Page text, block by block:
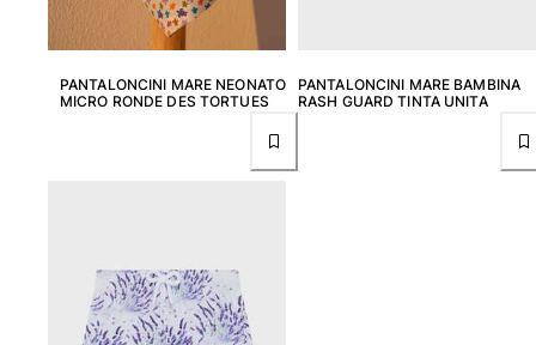
Yachting collection
Vedi tutti i Yachting collection
Pantalocini mare
Neonato
Classico
PANTALONCINI MARE NEONATO
MICRO RONDE DES TORTUES
PANTALONCINI MARE BAMBINA
RASH GUARD TINTA UNITA